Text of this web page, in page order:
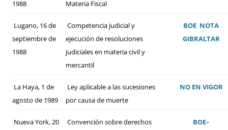
1988
Materia Fiscal
Lugano, 16 de
septiembre de
1988
Competencia judicial y
ejecución de resoluciones
judiciales en materia civil y
mercantil
BOE NOTA
GIBRALTAR
La Haya, 1 de
agosto de 1989
Ley aplicable a las sucesiones
por causa de muerte
NO EN VIGOR
Nueva York, 20
Convención sobre derechos
BOE–